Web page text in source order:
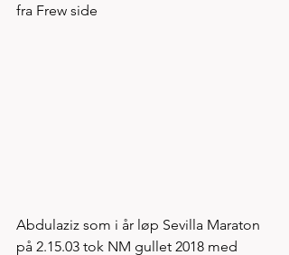
fra Frew side
Abdulaziz som i år løp Sevilla Maraton
på 2.15.03 tok NM gullet 2018 med